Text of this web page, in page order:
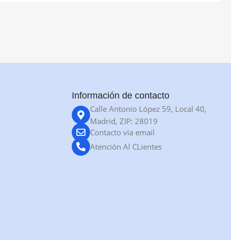
Información de contacto
Calle Antonio López 59, Local 40,
Madrid, ZIP: 28019
Contacto via email
Atención Al CLientes